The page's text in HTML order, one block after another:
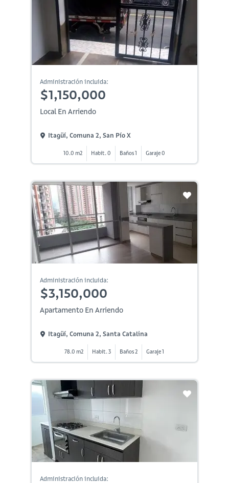
Administración incluida:
$1,150,000
Local En Arriendo
Itagüí, Comuna 2, San Pío X
10.0 m2 Habit. 0 Baños 1 Garaje 0
Administración incluida:
$3,150,000
Apartamento En Arriendo
Itagüí, Comuna 2, Santa Catalina
78.0 m2 Habit. 3 Baños 2 Garaje 1
Administración incluida: